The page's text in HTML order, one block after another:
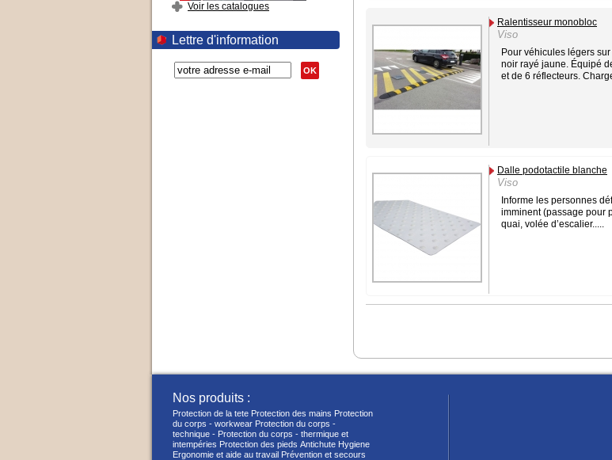
Voir les catalogues
Lettre d'information
OK
Ralentisseur monobloc
Viso
Pour véhicules légers
noir rayé jaune. Équipé
et de 6 réflecteurs.
Dalle podotactile blanche
Viso
Informe les personnes
imminent (passage pour
quai, volée d’escalier.....
Nos produits :
Protection de la tete Protection des mains Protection
du corps - workwear Protection du corps -
technique - Protection du corps - thermique et
intempéries Protection des pieds Antichute Hygiene
Ergonomie et aide au travail Prévention et secours